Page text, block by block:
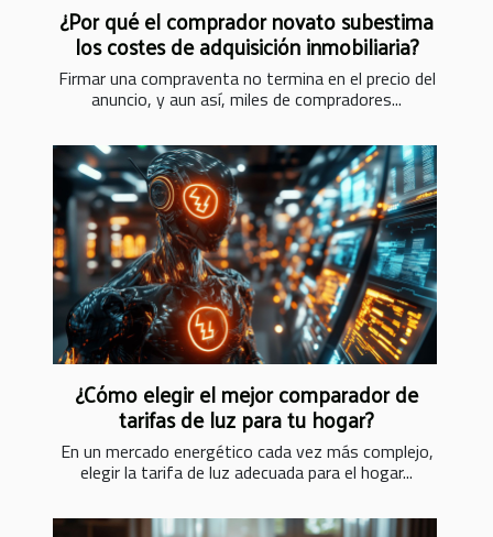
¿Por qué el comprador novato subestima
los costes de adquisición inmobiliaria?
Firmar una compraventa no termina en el precio del
anuncio, y aun así, miles de compradores...
¿Cómo elegir el mejor comparador de
tarifas de luz para tu hogar?
En un mercado energético cada vez más complejo,
elegir la tarifa de luz adecuada para el hogar...